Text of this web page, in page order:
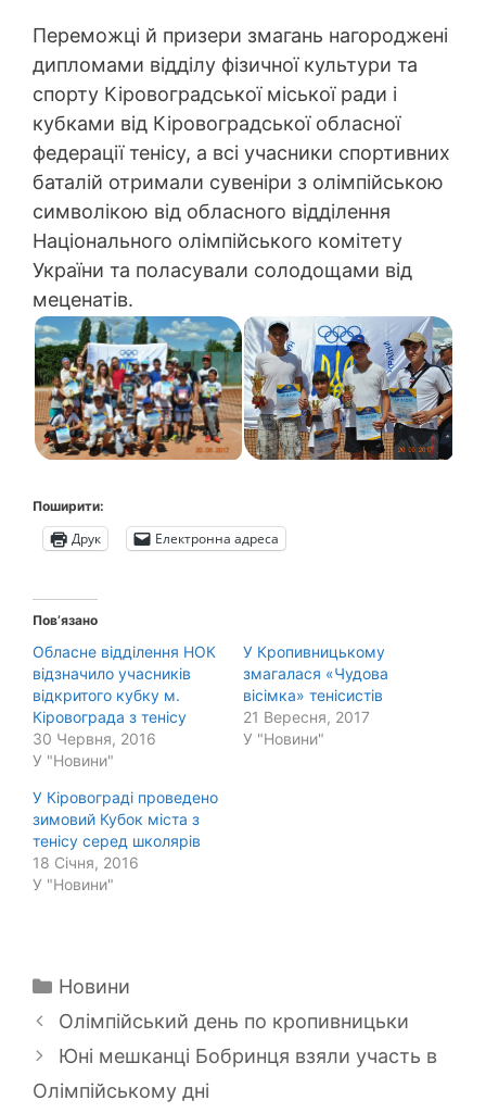
Переможці й призери змагань нагороджені
дипломами відділу фізичної культури та
спорту Кіровоградської міської ради і
кубками від Кіровоградської обласної
федерації тенісу, а всі учасники спортивних
баталій отримали сувеніри з олімпійською
символікою від обласного відділення
Національного олімпійського комітету
України та поласували солодощами від
меценатів.
Поширити:
Друк Електронна адреса
Пов’язано
Обласне відділення НОК
відзначило учасників
відкритого кубку м.
Кіровограда з тенісу
30 Червня, 2016
У "Новини"
У Кропивницькому
змагалася «Чудова
вісімка» тенісистів
21 Вересня, 2017
У "Новини"
У Кіровограді проведено
зимовий Кубок міста з
тенісу серед школярів
18 Січня, 2016
У "Новини"
Категорії
Новини
Олімпійський день по кропивницьки
Юні мешканці Бобринця взяли участь в
Олімпійському дні